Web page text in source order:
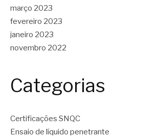
março 2023
fevereiro 2023
janeiro 2023
novembro 2022
Categorias
Certificações SNQC
Ensaio de líquido penetrante